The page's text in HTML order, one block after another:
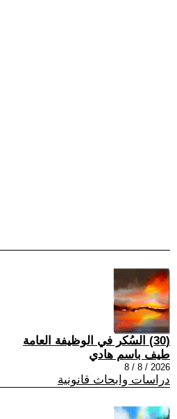
(30) السُكر في الوظيفة العامة
طيف باسم هادي
2026 / 8 / 8
دراسات وابحاث قانونية